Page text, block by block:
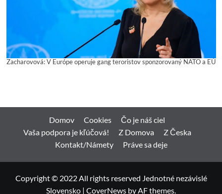
Zacharovová: V Európe operuje gang teroristov sponzorovaný NATO a EÚ
Domov Cookies
Čo je náš ciel
Vaša podpora je kľúčová!
Z Domova
Z Česka
Kontakt/Námety
Práve sa deje
Copyright © 2022 All rights reserved Jednotné nezávislé
Slovensko | CoverNews by AF themes.